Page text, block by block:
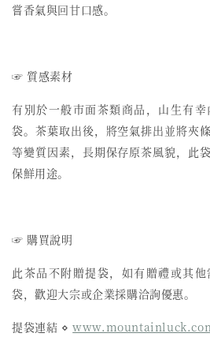
嘗香氣與回甘口感。
☞ 質感素材
有別於一般市面茶類商品，山生有
袋。茶葉取出後，將空氣排出並將夾
等變質因素，長期保存原茶風貌，此
保鮮用途。
☞ 購買說明
此茶品不附贈提袋，如有贈禮或其
袋，歡迎大宗或企業採購洽詢優惠。
提袋連結 ⋄